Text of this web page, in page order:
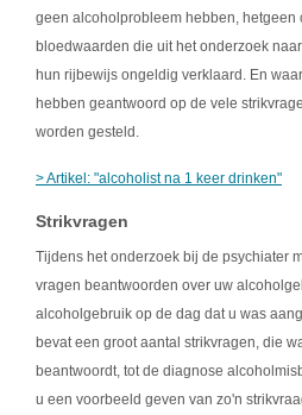
geen alcoholprobleem hebben, hetgeen
bloedwaarden die uit het onderzoek
hun rijbewijs ongeldig verklaard. En
hebben geantwoord op de vele
worden gesteld.
> Artikel: "alcoholist na 1 keer drinken"
Strikvragen
Tijdens het onderzoek bij de psychiater
vragen beantwoorden over uw
alcoholgebruik op de dag dat u was
bevat een groot aantal strikvragen, die
beantwoordt, tot de diagnose
u een voorbeeld geven van zo'n